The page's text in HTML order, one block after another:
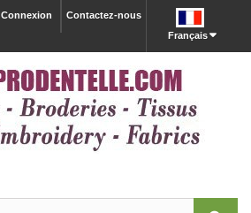
Français
Contactez-nous
Connexion